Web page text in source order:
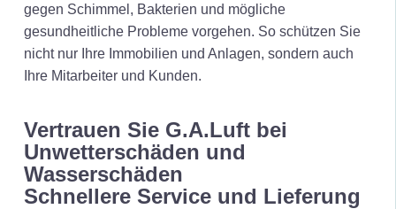
gegen Schimmel, Bakterien und mögliche
gesundheitliche Probleme vorgehen. So schützen Sie
nicht nur Ihre Immobilien und Anlagen, sondern auch
Ihre Mitarbeiter und Kunden.
Vertrauen Sie G.A.Luft bei
Unwetterschäden und
Wasserschäden
Schnellere Service und Lieferung